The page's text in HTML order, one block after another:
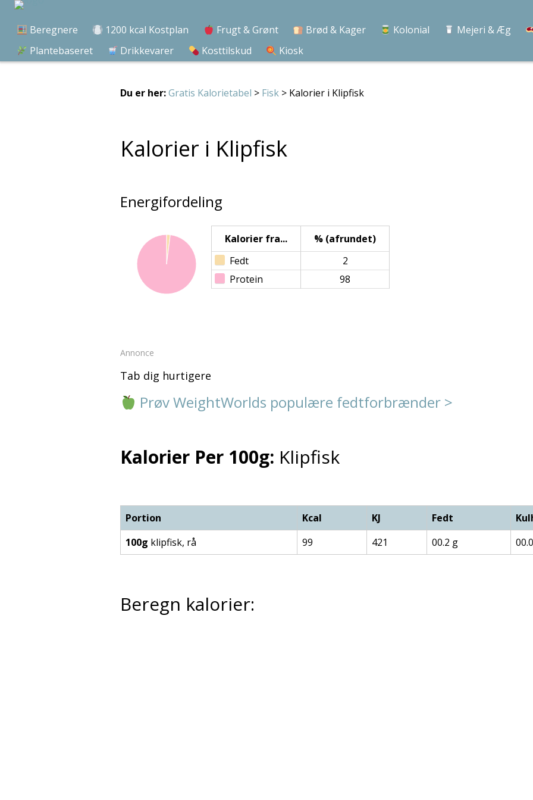
Beregnere 1200 kcal Kostplan Frugt & Grønt Brød & Kager Kolonial Mejeri & Æg
Plantebaseret
Drikkevarer Kosttilskud Kiosk
Du er her:Gratis Kalorietabel > Fisk > Kalorier i Klipfisk
Kalorier i Klipfisk
Energifordeling
Kalorier fra...
% (afrundet)
Fedt
2
Protein
98
Annonce
Tab dig hurtigere
Prøv WeightWorlds populære fedtforbrænder >
Kalorier Per 100g: Klipfisk
Portion Kcal KJ Fedt
100g klipfisk, rå 99 421 00.2 g
Beregn kalorier: